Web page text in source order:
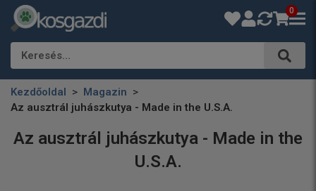
0
Keresés…
Kezdőoldal
Magazin
Az ausztrál juhászkutya - Made in the U.S.A.
Az ausztrál juhászkutya - Made in the
U.S.A.